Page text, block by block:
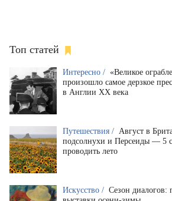
Топ статей
Интересно / «Великое
произошло самое дерзкое
в Англии XX века
Путешествия / Август в
подсолнухи и Персеиды — 5
проводить лето
Искусство / Сезон диалогов: